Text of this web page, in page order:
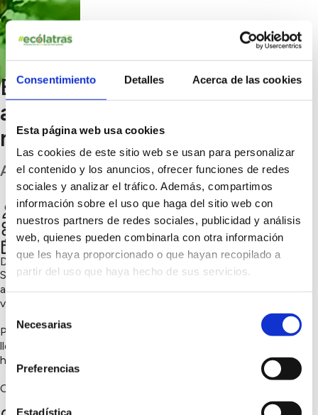
Consentimiento Detalles Acerca de las cookies
Esta página web usa cookies
Las cookies de este sitio web se usan para personalizar
el contenido y los anuncios, ofrecer funciones de redes
sociales y analizar el tráfico. Además, compartimos
información sobre el uso que haga del sitio web con
nuestros partners de redes sociales, publicidad y análisis
web, quienes pueden combinarla con otra información
que les haya proporcionado o que hayan recopilado a
partir del uso que haya hecho de sus servicios.
de
consentimiento
Necesarias
Preferencias
Estadística
Bosque de les muyeres
asesinaes pola violencia
machista
Asturias
Montse
Chatear
Sensibilización ambiental, Naturaleza y biodiversidad
2º trimestre 2026
Día y hora: 28/11/2026 11:30
Soy la promotora y gestora de un bosque de arboles
autoztonos en memoria de les muyeres asesinaes pola
violencia machista.
Plantamos arboles autoctonos (Roble, Avellano, Castaños)
llevamos plantados unos 100 árboles en una zona donde no
había.
Creamos un bosque nuevo con la ayuda de voluntarios .